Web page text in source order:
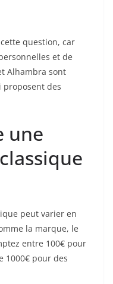
⁣question, car
et de
Alhambra sont
des⁣
​une
peut varier en
la marque, le
entre 100€ pour
1000€ pour ​des